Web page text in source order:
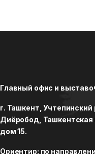
Главный офис и
г. Ташкент,
Диёробод, Ташкентская
дом 15.
Ориентир: по